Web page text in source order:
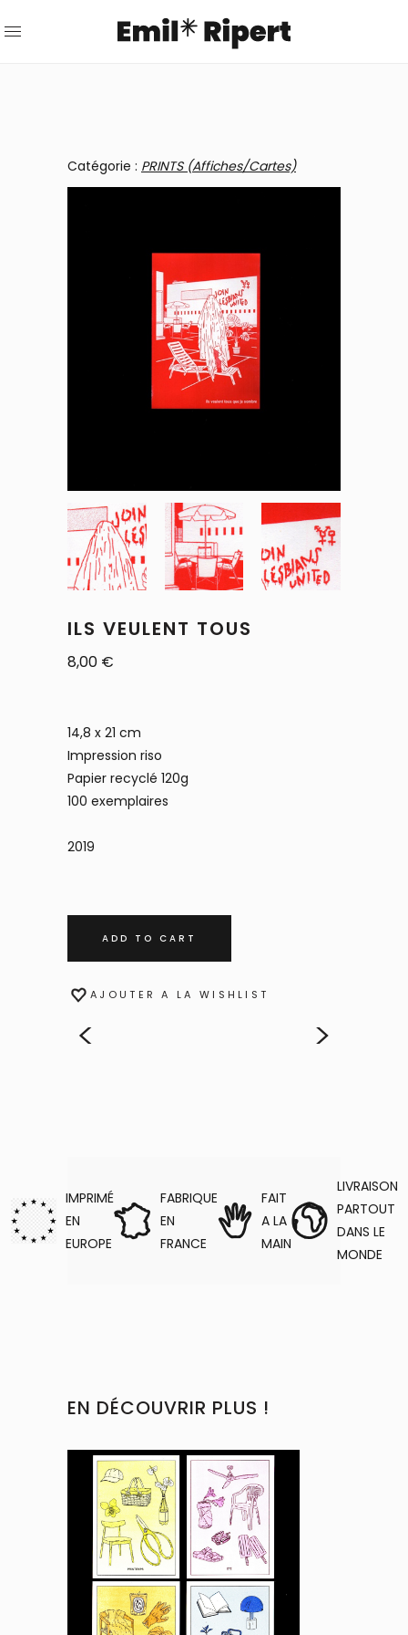
Catégorie : PRINTS (Affiches/Cartes)
ILS VEULENT TOUS
8,00 €
14,8 x 21 cm
Impression riso
Papier recyclé 120g
100 exemplaires
2019
ADD TO CART
AJOUTER A LA WISHLIST
>
<
IMPRIMÉ
EN
EUROPE
FABRIQUE
EN
FRANCE
FAIT
A LA
MAIN
LIVRAISON
PARTOUT
DANS LE
MONDE
EN DÉCOUVRIR PLUS !
This
product
has